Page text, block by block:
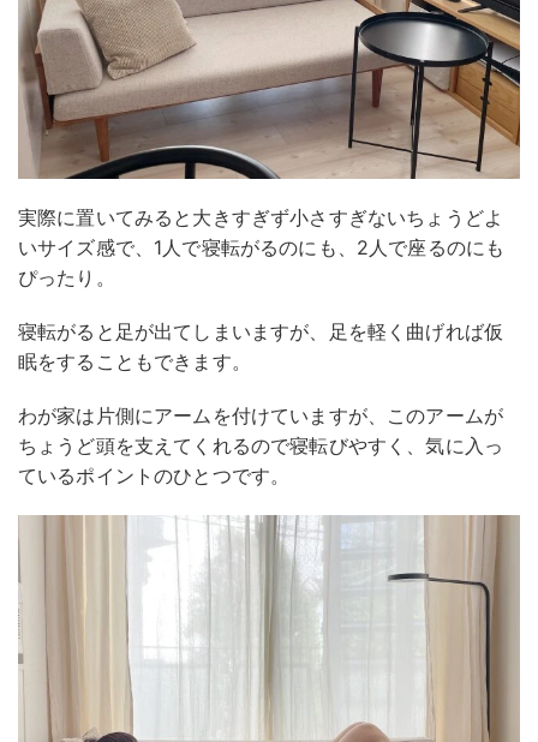
実際に置いてみると大きすぎず小さすぎないちょうどよ
いサイズ感で、1人で寝転がるのにも、2人で座るのにも
ぴったり。
寝転がると足が出てしまいますが、足を軽く曲げれば仮
眠をすることもできます。
わが家は片側にアームを付けていますが、このアームが
ちょうど頭を支えてくれるので寝転びやすく、気に入っ
ているポイントのひとつです。